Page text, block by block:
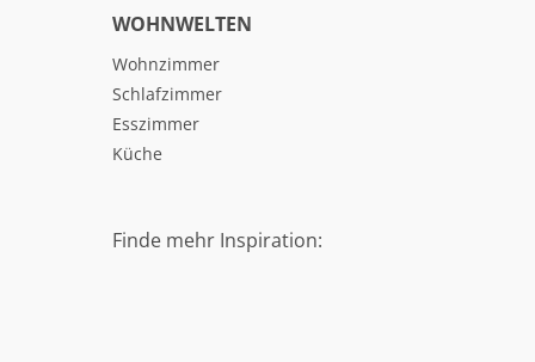
WOHNWELTEN
Wohnzimmer
Schlafzimmer
Esszimmer
Küche
Finde mehr Inspiration: